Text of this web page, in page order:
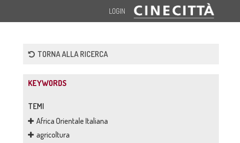
LOGIN
TORNA ALLA RICERCA
KEYWORDS
TEMI
Africa Orientale Italiana
agricoltura